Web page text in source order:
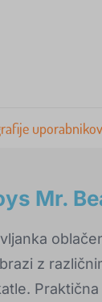
uporabnikov
Mr.
z